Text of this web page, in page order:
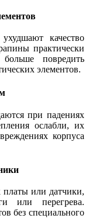
качество
практически
повредить
элементов.
при падениях
ослабли, их
корпуса
или датчики,
или перегрева.
без специального